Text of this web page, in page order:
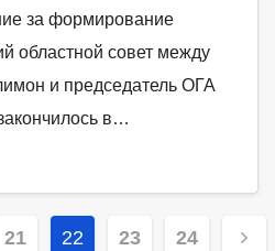
за формирование
областной совет между
и председатель ОГА
в…
21 22 23 24